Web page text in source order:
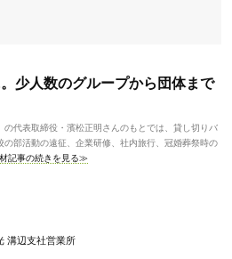
少人数のグループから団体まで
代表取締役・濱松正明さんのもとでは、貸し切りバ
の部活動の遠征、企業研修、社内旅行、冠婚葬祭時の
記事の続きを見る≫
溝辺支社営業所